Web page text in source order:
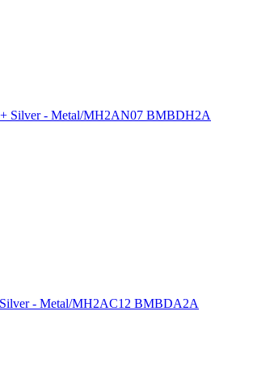
Silver - Metal/MH2AN07 BMBDH2A
- Metal/MH2AC12 BMBDA2A